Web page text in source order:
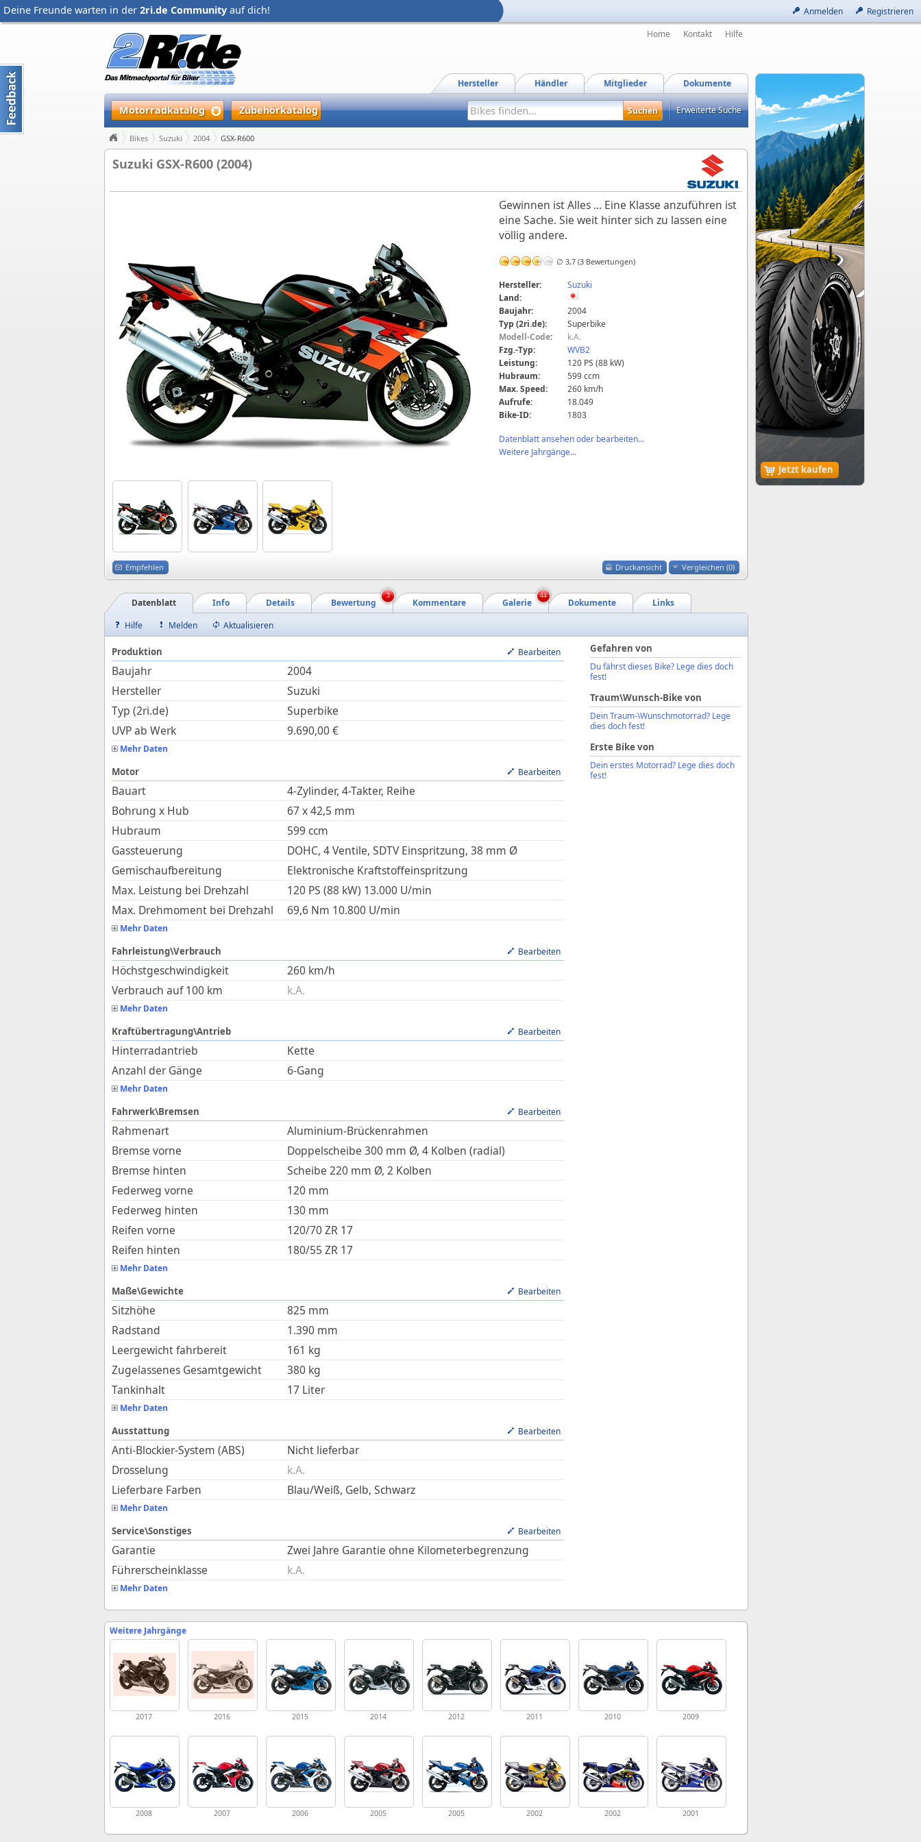
Anmelden Registrieren
Deine Freunde warten in der 2ri.de Community auf dich!
Jetzt kaufen
Home Kontakt Hilfe
Dokumente
Mitglieder
Händler
Hersteller
Motorradkatalog Zubehörkatalog Erweiterte Suche
Bikes Suzuki 2004 GSX-R600
Suzuki GSX-R600 (2004)
Gewinnen ist Alles ... Eine Klasse anzuführen ist
eine Sache. Sie weit hinter sich zu lassen eine
völlig andere.
∅ 3,7 (3 Bewertungen)
Hersteller:
Suzuki
Land:
Baujahr:
2004
Typ (2ri.de):
Superbike
Modell-Code:
k.A.
Fzg.-Typ:
WVB2
Leistung:
120 PS (88 kW)
Hubraum:
599 ccm
Max. Speed:
260 km/h
Aufrufe:
18.049
Bike-ID:
1803
Datenblatt ansehen oder bearbeiten...
Weitere Jahrgänge...
Druckansicht Vergleichen (0)
Empfehlen
Links
Dokumente
Galerie
Kommentare
Bewertung
Details
Info
Datenblatt
3 44
Hilfe Melden Aktualisieren
Produktion Bearbeiten
Baujahr
2004
Hersteller
Suzuki
Typ (2ri.de)
Superbike
UVP ab Werk
9.690,00€
Mehr Daten
Motor Bearbeiten
Bauart
4-Zylinder, 4-Takter, Reihe
Bohrung x Hub
67x42,5 mm
Hubraum
599 ccm
Gassteuerung
DOHC, 4 Ventile, SDTV Einspritzung, 38 mm Ø
Gemischaufbereitung
Elektronische Kraftstoffeinspritzung
Max. Leistung bei Drehzahl
120 PS (88 kW) 13.000 U/min
Max. Drehmoment bei Drehzahl
69,6 Nm 10.800 U/min
Mehr Daten
Fahrleistung\Verbrauch Bearbeiten
Höchstgeschwindigkeit 260 km/h
Verbrauch auf 100 km
k.A.
Mehr Daten
Kraftübertragung\Antrieb Bearbeiten
Hinterradantrieb
Kette
Anzahl der Gänge
6-Gang
Mehr Daten
Fahrwerk\Bremsen Bearbeiten
Rahmenart
Aluminium-Brückenrahmen
Bremse vorne
Doppelscheibe 300 mm Ø, 4 Kolben (radial)
Bremse hinten
Scheibe 220 mm Ø, 2 Kolben
Federweg vorne
120 mm
Federweg hinten
130 mm
Reifen vorne
120/70 ZR 17
Reifen hinten
180/55 ZR 17
Mehr Daten
Maße\Gewichte Bearbeiten
Sitzhöhe 825 mm
Radstand
1.390 mm
Leergewicht fahrbereit
161 kg
Zugelassenes Gesamtgewicht
380 kg
Tankinhalt
17 Liter
Mehr Daten
Ausstattung Bearbeiten
Anti-Blockier-System (ABS)
Nicht lieferbar
Drosselung
k.A.
Lieferbare Farben
Blau/Weiß, Gelb, Schwarz
Mehr Daten
Service\Sonstiges Bearbeiten
Garantie
Zwei Jahre Garantie ohne Kilometerbegrenzung
Führerscheinklasse
k.A.
Mehr Daten
Gefahren von
Du fährst dieses Bike? Lege dies doch
fest!
Traum\Wunsch-Bike von
Dein Traum-\Wunschmotorrad? Lege
dies doch fest!
Erste Bike von
Dein erstes Motorrad? Lege dies doch
fest!
Weitere Jahrgänge
2017 2016 2015 2014 2012 2011 2010 2009
2008 2007 2006 2005 2005 2002 2002 2001